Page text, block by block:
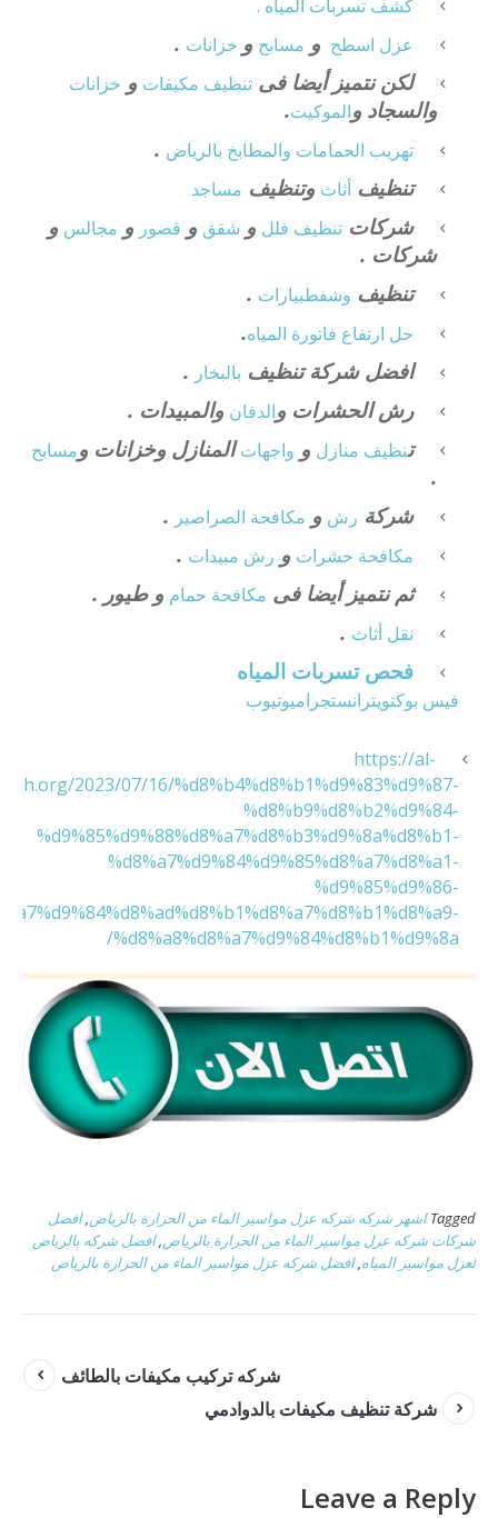
كشف تسربات المياه .
عزل اسطح و مسابح و خزانات .
لكن نتميز أيضا فى تنظيف مكيفات و خزانات
والسجاد والموكيت.
تهريب الحمامات والمطابخ بالرياض .
تنظيف أثاث وتنظيف مساجد
شركات تنظيف فلل و شقق و قصور و مجالس و
شركات .
تنظيف وشفطبيارات .
حل ارتفاع فاتورة المياه.
افضل شركة تنظيف بالبخار .
رش الحشرات والدفان والمبيدات .
تنظيف منازل و واجهاتالمنازل وخزانات ومسابح
.
شركة رش و مكافحة الصراصير .
مكافحة حشرات و رش مبيدات .
ثم نتميز أيضا فى مكافحة حمام و طيور .
نقل أثاث .
فحص تسربات المياه
فيس بوكتويتر انستجراميوتيوب
https://al-
2023/07/16/%d8%b4%d8%b1%d9%83%d9%87-
%d8%b9%d8%b2%d9%84-
%d9%85%d9%88%d8%a7%d8%b3%d9%8a%d8%b1-
%d8%a7%d9%84%d9%85%d8%a7%d8%a1-
%d9%85%d9%86-
%d8%a8%d8%a7%d9%84%d8%b1%d9%8a/
Tagged اشهر شركه شركه عزل مواسير الماء من الحرارة بالرياض,افضل
شركات شركه عزل مواسير الماء من الحرارة بالرياض,افضل شركه بالرياض
لعزل مواسير المياه,افضل شركه عزل مواسير الماء من الحرارة بالرياض
شركه تركيب مكيفات بالطائف
شركة تنظيف مكيفات بالدوادمي
Leave a Reply